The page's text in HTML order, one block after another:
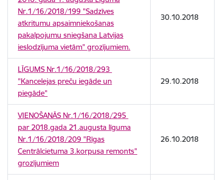
Nr.1/16/2018/199 "Sadzīves
atkritumu apsaimniekošanas
pakalpojumu sniegšana Latvijas
ieslodzījuma vietām" grozījumiem.
30.10.2018
LĪGUMS Nr.1/16/2018/293
"Kancelejas preču iegāde un
piegāde"
29.10.2018
VIENOŠANĀS Nr.1/16/2018/295
par 2018.gada 21.augusta līguma
Nr.1/16/2018/209 "Rīgas
Centrālcietuma 3.korpusa remonts"
grozījumiem
26.10.2018